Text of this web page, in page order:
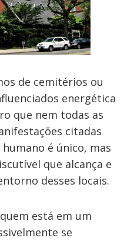
de cemitérios ou
energética
que nem todas as
citadas
é único, mas
que alcança e
desses locais.
quem está em um
se